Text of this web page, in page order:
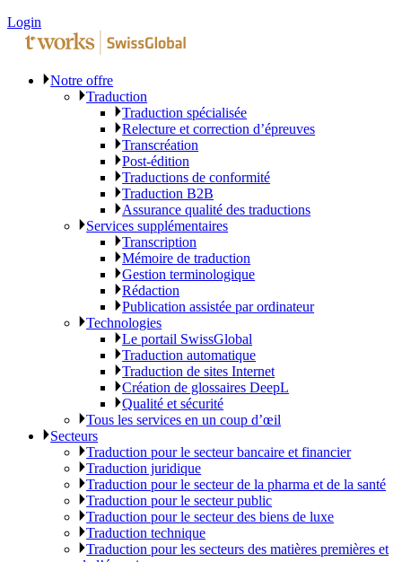
Login
Notre offre
Traduction
Traduction spécialisée
Relecture et correction d’épreuves
Transcréation
Post-édition
Traductions de conformité
Traduction B2B
Assurance qualité des traductions
Services supplémentaires
Transcription
Mémoire de traduction
Gestion terminologique
Rédaction
Publication assistée par ordinateur
Technologies
Le portail SwissGlobal
Traduction automatique
Traduction de sites Internet
Création de glossaires DeepL
Qualité et sécurité
Tous les services en un coup d’œil
Secteurs
Traduction pour le secteur bancaire et financier
Traduction juridique
Traduction pour le secteur de la pharma et de la santé
Traduction pour le secteur public
Traduction pour le secteur des biens de luxe
Traduction technique
Traduction pour les secteurs des matières premières et